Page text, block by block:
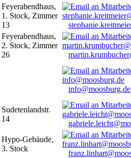
Feyerabendhaus,
1. Stock, Zimmer
13
Feyerabendhaus,
2. Stock, Zimmer
26
info@moosburg.de
Sudetenlandstr.
14
Hypo-Gebäude,
3. Stock